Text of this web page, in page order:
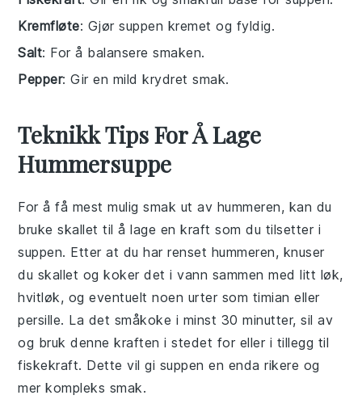
Kremfløte: Gjør suppen kremet og fyldig.
Salt: For å balansere smaken.
Pepper: Gir en mild krydret smak.
Teknikk Tips For Å Lage
Hummersuppe
For å få mest mulig smak ut av hummeren, kan du
bruke skallet til å lage en kraft som du tilsetter i
suppen. Etter at du har renset hummeren, knuser
du skallet og koker det i vann sammen med litt løk,
hvitløk, og eventuelt noen urter som timian eller
persille. La det småkoke i minst 30 minutter, sil av
og bruk denne kraften i stedet for eller i tillegg til
fiskekraft. Dette vil gi suppen en enda rikere og
mer kompleks smak.